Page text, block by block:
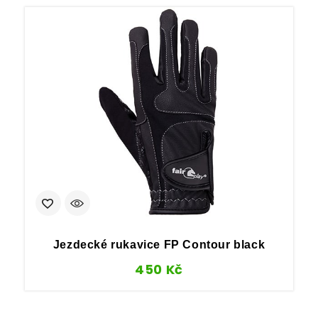
Jezdecké rukavice FP Contour black
450 Kč